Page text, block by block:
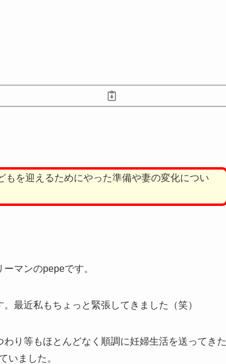
を迎えるためにやった準備や妻の変化につい
マンのpepeです。
最近私もちょっと緊張してきました（笑）
わり等もほとんどなく順調に妊婦生活を送ってきた
いました。